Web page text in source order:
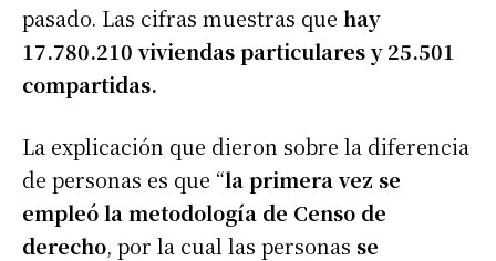
pasado. Las cifras muestras que hay
17.780.210 viviendas particulares y 25.501
compartidas.
La explicación que dieron sobre la diferencia
de personas es que “la primera vez se
empleó la metodología de Censo de
derecho, por la cual las personas se